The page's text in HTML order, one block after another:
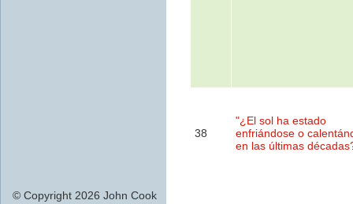
38
"¿El sol ha estado
enfriándose o
en las últimas
© Copyright 2026 John Cook